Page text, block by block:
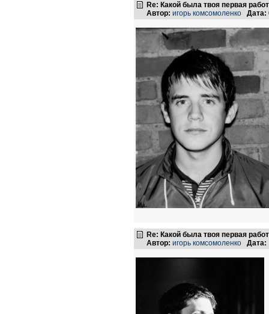
Re: Какой была твоя первая
Автор: игорь комсомоленко Дата:
Re: Какой была твоя первая
Автор: игорь комсомоленко Дата: